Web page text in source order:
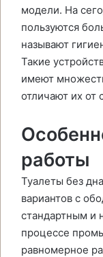
модели. На
пользуются
называют
Такие
имеют
отличают их от
работы
Туалеты без
вариантов с
стандартным и
процессе
равномерное